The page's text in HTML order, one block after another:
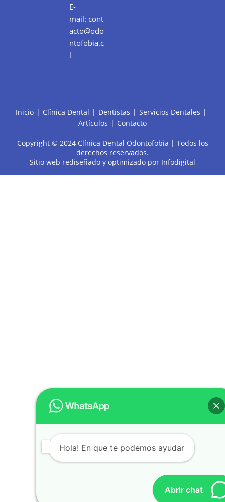
E-
mail: cont
acto@odo
ntofobia.c
l
Inicio Clínica Dental Dentistas
Servicios Dentales
Artículos
Contacto
Copyright © 2024 Clínica Dental Odontofobia | Todos los
derechos reservados.
Sitio web rediseñado y optimizado por Infodigital
Hola! En que te podemos ayudar
Abrir chat